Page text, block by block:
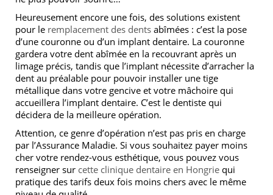
Heureusement encore une fois, des solutions existent
pour le remplacement des dents abîmées : c’est la pose
d’une couronne ou d’un implant dentaire. La couronne
gardera votre dent abîmée en la recouvrant après un
limage précis, tandis que l’implant nécessite d’arracher la
dent au préalable pour pouvoir installer une tige
métallique dans votre gencive et votre mâchoire qui
accueillera l’implant dentaire. C’est le dentiste qui
décidera de la meilleure opération.
Attention, ce genre d’opération n’est pas pris en charge
par l’Assurance Maladie. Si vous souhaitez payer moins
cher votre rendez-vous esthétique, vous pouvez vous
renseigner sur cette clinique dentaire en Hongrie qui
pratique des tarifs deux fois moins chers avec le même